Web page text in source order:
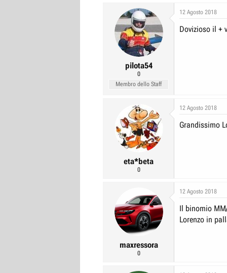
pilota54
0
Membro dello Staff
12 Agosto 2018
Dovizioso il +
eta*beta
0
12 Agosto 2018
Grandissimo
maxressora
0
12 Agosto 2018
Il binomio
Lorenzo in